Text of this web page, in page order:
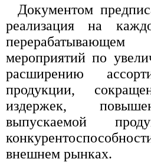
Документом
реализация на
мероприятий по
расширению
продукции,
издержек,
выпускаемой
внешнем рынках.